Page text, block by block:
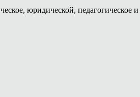
юридической,